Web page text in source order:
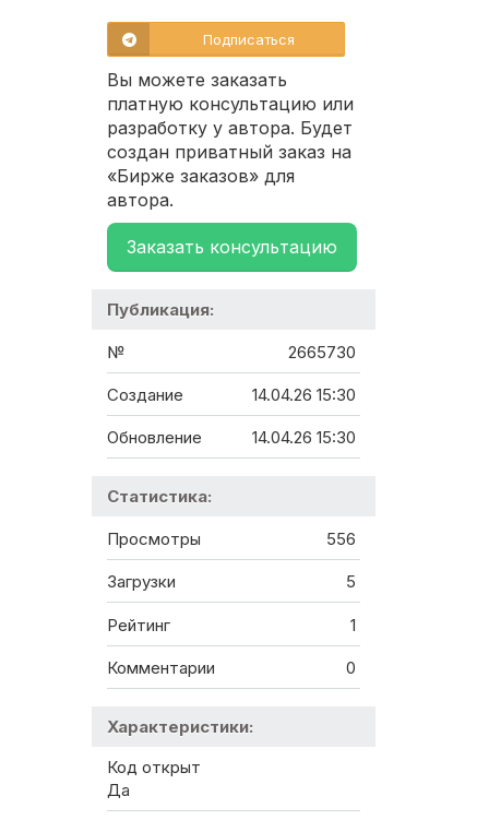
Подписаться
Вы можете заказать
платную консультацию или
разработку у автора. Будет
создан приватный заказ на
«Бирже заказов» для
автора.
Заказать консультацию
Публикация:
№ 2665730
Создание 14.04.26 15:30
Обновление 14.04.26 15:30
Статистика:
Просмотры 556
Загрузки 5
Рейтинг 1
Комментарии 0
Характеристики:
Код открыт
Да